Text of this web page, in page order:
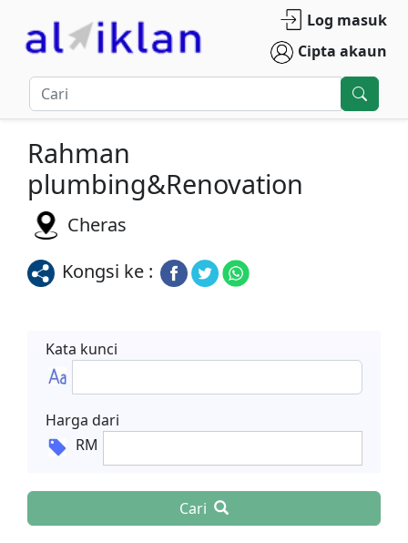
Log masuk
Cipta akaun
Rahman
plumbing&Renovation
Cheras
Kongsi ke :
Kata kunci
Harga dari
RM
Cari